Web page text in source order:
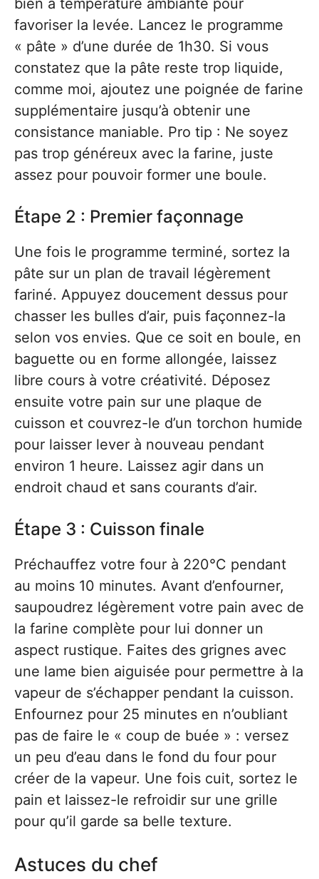
favoriser la levée. Lancez le programme
« pâte » d’une durée de 1h30. Si vous
constatez que la pâte reste trop liquide,
comme moi, ajoutez une poignée de farine
supplémentaire jusqu’à obtenir une
consistance maniable. Pro tip : Ne soyez
pas trop généreux avec la farine, juste
assez pour pouvoir former une boule.
Étape 2 : Premier façonnage
Une fois le programme terminé, sortez la
pâte sur un plan de travail légèrement
fariné. Appuyez doucement dessus pour
chasser les bulles d’air, puis façonnez-la
selon vos envies. Que ce soit en boule, en
baguette ou en forme allongée, laissez
libre cours à votre créativité. Déposez
ensuite votre pain sur une plaque de
cuisson et couvrez-le d’un torchon humide
pour laisser lever à nouveau pendant
environ 1 heure. Laissez agir dans un
endroit chaud et sans courants d’air.
Étape 3 : Cuisson finale
Préchauffez votre four à 220°C pendant
au moins 10 minutes. Avant d’enfourner,
saupoudrez légèrement votre pain avec de
la farine complète pour lui donner un
aspect rustique. Faites des grignes avec
une lame bien aiguisée pour permettre à la
vapeur de s’échapper pendant la cuisson.
Enfournez pour 25 minutes en n’oubliant
pas de faire le « coup de buée » : versez
un peu d’eau dans le fond du four pour
créer de la vapeur. Une fois cuit, sortez le
pain et laissez-le refroidir sur une grille
pour qu’il garde sa belle texture.
Astuces du chef